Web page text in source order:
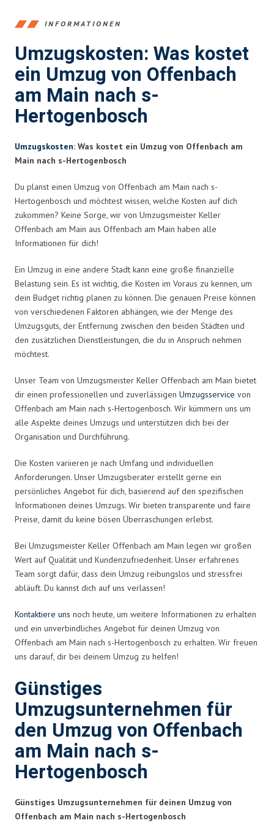
INFORMATIONEN
Umzugskosten: Was kostet
ein Umzug von Offenbach
am Main nach s-
Hertogenbosch
Umzugskosten: Was kostet ein Umzug von Offenbach am
Main nach s-Hertogenbosch
Du planst einen Umzug von Offenbach am Main nach s-
Hertogenbosch und möchtest wissen, welche Kosten auf dich
zukommen? Keine Sorge, wir von Umzugsmeister Keller
Offenbach am Main aus Offenbach am Main haben alle
Informationen für dich!
Ein Umzug in eine andere Stadt kann eine große finanzielle
Belastung sein. Es ist wichtig, die Kosten im Voraus zu kennen, um
dein Budget richtig planen zu können. Die genauen Preise können
von verschiedenen Faktoren abhängen, wie der Menge des
Umzugsguts, der Entfernung zwischen den beiden Städten und
den zusätzlichen Dienstleistungen, die du in Anspruch nehmen
möchtest.
Unser Team von Umzugsmeister Keller Offenbach am Main bietet
dir einen professionellen und zuverlässigen Umzugsservice von
Offenbach am Main nach s-Hertogenbosch. Wir kümmern uns um
alle Aspekte deines Umzugs und unterstützen dich bei der
Organisation und Durchführung.
Die Kosten variieren je nach Umfang und individuellen
Anforderungen. Unser Umzugsberater erstellt gerne ein
persönliches Angebot für dich, basierend auf den spezifischen
Informationen deines Umzugs. Wir bieten transparente und faire
Preise, damit du keine bösen Überraschungen erlebst.
Bei Umzugsmeister Keller Offenbach am Main legen wir großen
Wert auf Qualität und Kundenzufriedenheit. Unser erfahrenes
Team sorgt dafür, dass dein Umzug reibungslos und stressfrei
abläuft. Du kannst dich auf uns verlassen!
Kontaktiere uns noch heute, um weitere Informationen zu erhalten
und ein unverbindliches Angebot für deinen Umzug von
Offenbach am Main nach s-Hertogenbosch zu erhalten. Wir freuen
uns darauf, dir bei deinem Umzug zu helfen!
Günstiges
Umzugsunternehmen für
den Umzug von Offenbach
am Main nach s-
Hertogenbosch
Günstiges Umzugsunternehmen für deinen Umzug von
Offenbach am Main nach s-Hertogenbosch